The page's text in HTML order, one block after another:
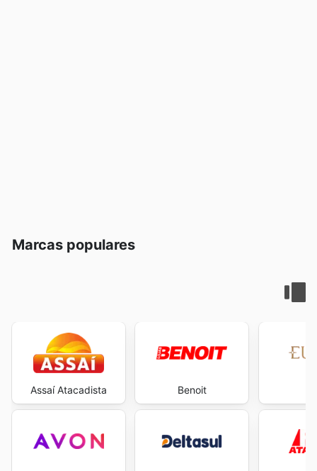
Marcas populares
Assaí Atacadista Benoit